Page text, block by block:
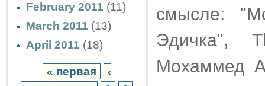
February 2011 (11)
March 2011 (13)
April 2011 (18)
« первая
‹
смысле:
Эдичка",
Мохаммед